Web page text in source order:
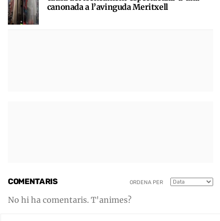
canonada a l’avinguda Meritxell
COMENTARIS ORDENA PER
No hi ha comentaris. T'animes?